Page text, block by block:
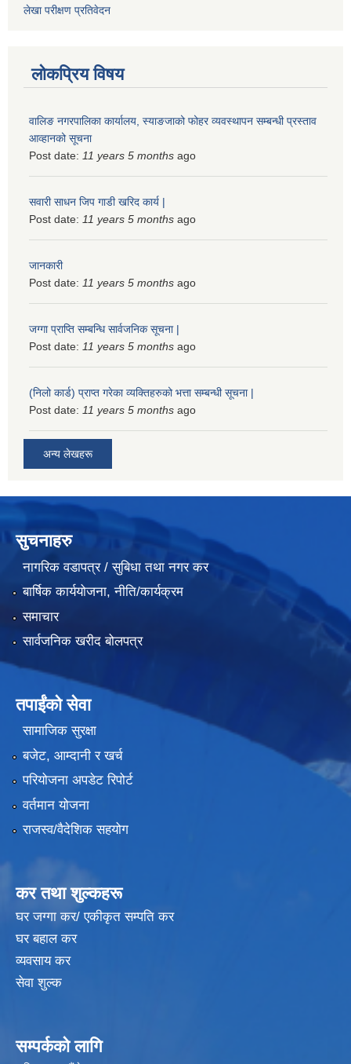
लेखा परीक्षण प्रतिवेदन
लोकप्रिय विषय
वालिङ नगरपालिका कार्यालय, स्याङजाको फोहर व्यवस्थापन सम्बन्धी प्रस्ताव
आव्हानको सूचना
Post date: 11 years 5 months ago
सवारी साधन जिप गाडी खरिद कार्य |
Post date: 11 years 5 months ago
जानकारी
Post date: 11 years 5 months ago
जग्गा प्राप्ति सम्बन्धि सार्वजनिक सूचना |
Post date: 11 years 5 months ago
(निलो कार्ड) प्राप्त गरेका व्यक्तिहरुको भत्ता सम्बन्धी सूचना |
Post date: 11 years 5 months ago
अन्य लेखहरू
सुचनाहरु
नागरिक वडापत्र / सुबिधा तथा नगर कर
बार्षिक कार्ययोजना, नीति/कार्यक्रम
समाचार
सार्वजनिक खरीद बोलपत्र
तपाईंको सेवा
सामाजिक सुरक्षा
बजेट, आम्दानी र खर्च
परियोजना अपडेट रिपोर्ट
वर्तमान योजना
राजस्व/वैदेशिक सहयोग
कर तथा शुल्कहरू
घर जग्गा कर/ एकीकृत सम्पति कर
घर बहाल कर
व्यवसाय कर
सेवा शुल्क
सम्पर्कको लागि